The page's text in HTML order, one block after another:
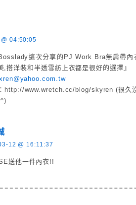
04:50:05
Bosslady這次分享的PJ Work Bra無肩帶
,搭洋裝和半透雪紡上衣都是很好的選擇』
http://www.wretch.cc/blog/skyren (很久
12 @ 16:11:37
送他一件內衣!!